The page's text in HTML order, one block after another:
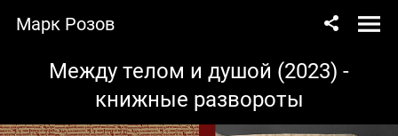
Марк Розов
Между телом и душой (2023) -
книжные развороты